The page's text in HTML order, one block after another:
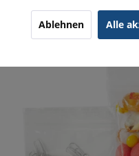
Ablehnen Alle